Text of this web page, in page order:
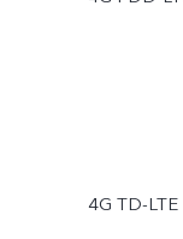
4G TD-LTE